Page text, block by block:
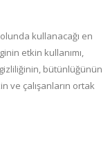
kullanacağı en
etkin kullanımı,
bütünlüğünün
ve çalışanların ortak